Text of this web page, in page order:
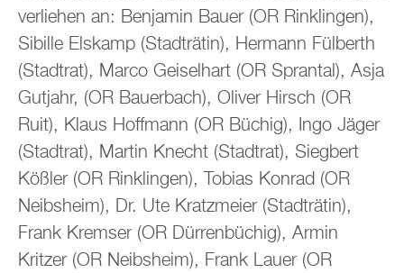
verliehen an: Benjamin Bauer (OR Rinklingen),
Sibille Elskamp (Stadträtin), Hermann Fülberth
(Stadtrat), Marco Geiselhart (OR Sprantal), Asja
Gutjahr, (OR Bauerbach), Oliver Hirsch (OR
Ruit), Klaus Hoffmann (OR Büchig), Ingo Jäger
(Stadtrat), Martin Knecht (Stadtrat), Siegbert
Kößler (OR Rinklingen), Tobias Konrad (OR
Neibsheim), Dr. Ute Kratzmeier (Stadträtin),
Frank Kremser (OR Dürrenbüchig), Armin
Kritzer (OR Neibsheim), Frank Lauer (OR